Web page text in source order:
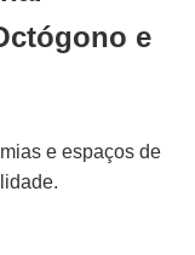
e
e espaços de